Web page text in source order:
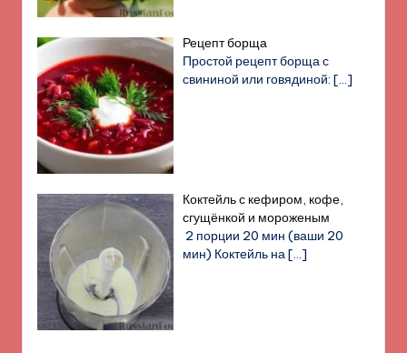
Рецепт борща
Простой рецепт борща с
свининой или говядиной:[…]
Коктейль с кефиром, кофе,
сгущёнкой и мороженым
2 порции 20 мин (ваши 20
мин) Коктейль на[…]